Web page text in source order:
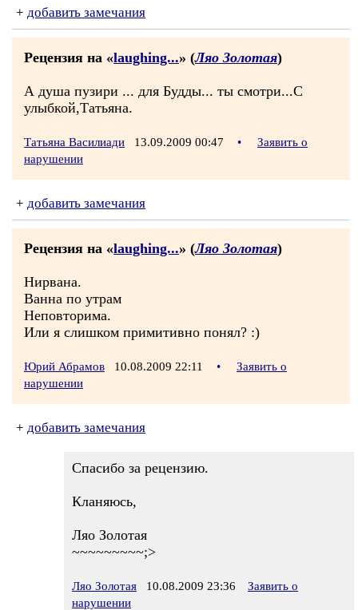
+ добавить замечания
Рецензия на «laughing...» (Ляо Золотая)
А душа пузири ... для Будды... ты смотри...С
улыбкой,Татьяна.
Татьяна Василиади 13.09.2009 00:47 •
Заявить о
нарушении
+ добавить замечания
Рецензия на «laughing...» (Ляо Золотая)
Нирвана.
Ванна по утрам
Неповторима.
Или я слишком примитивно понял? :)
Юрий Абрамов 10.08.2009 22:11 •
Заявить о
нарушении
+ добавить замечания
Спасибо за рецензию.
Кланяюсь,
Ляо Золотая
~~~~~~~~~;>
Ляо Золотая 10.08.2009 23:36
Заявить о
нарушении